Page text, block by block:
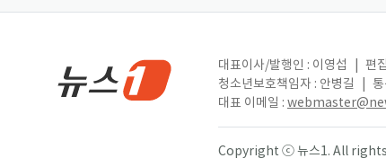
대표이사/발행인 : 이영섭 편
청소년보호책임자 : 안병길
대표 이메일 :
Copyright ⓒ 뉴스1. All rights